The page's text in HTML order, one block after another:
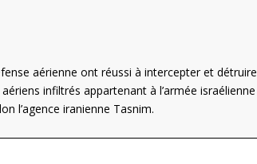
aérienne ont réussi à intercepter et détruire
infiltrés appartenant à l’armée israélienne
l’agence iranienne Tasnim.